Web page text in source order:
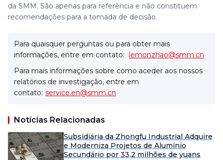
da SMM. São apenas para referência e não constituem
recomendações para a tomada de decisão.
Para quaisquer perguntas ou para obter mais
informações, entre em contato: lemonzhao@smm.cn
Para mais informações sobre como aceder aos nossos
relatórios de investigação, entre em
contato: service.en@smm.cn
Notícias Relacionadas
Subsidiária da Zhongfu Industrial Adquire
e Moderniza Projetos de Alumínio
Secundário por 33,2 milhões de yuans